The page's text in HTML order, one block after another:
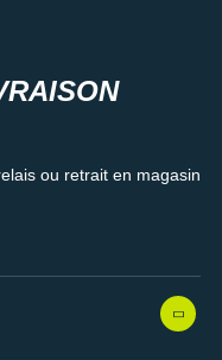
ou retrait en magasin